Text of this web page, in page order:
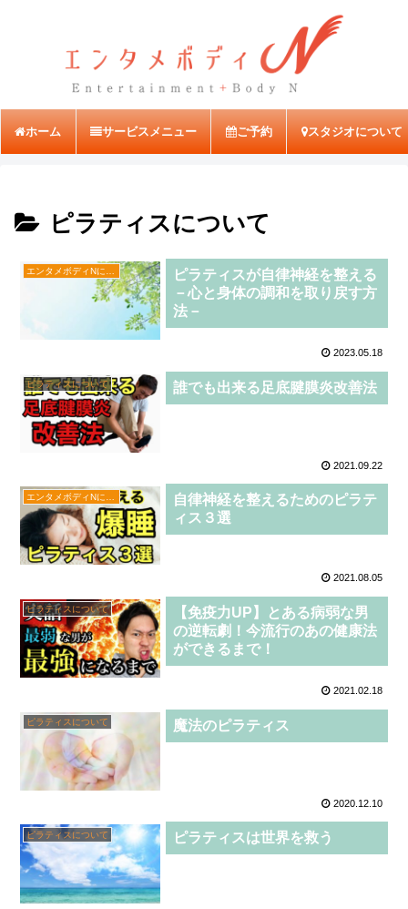
ホーム サービスメニュー ご予約 スタジオについて
ピラティスについて
エンタメボディNについて
ピラティスが自律神経を整える
－心と身体の調和を取り戻す方
法－
2023.05.18
ピラティスについて 誰でも出来る足底腱膜炎改善法
2021.09.22
自律神経を整えるためのピラテ
ィス３選
2021.08.05
ピラティスについて
【免疫力UP】とある病弱な男
の逆転劇！今流行のあの健康法
ができるまで！
2021.02.18
ピラティスについて 魔法のピラティス
2020.12.10
ピラティスについて ピラティスは世界を救う